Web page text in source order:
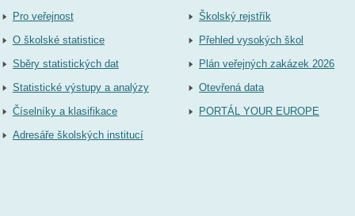
Pro veřejnost
O školské statistice
Sběry statistických dat
Statistické výstupy a analýzy
Číselníky a klasifikace
Adresáře školských institucí
Školský rejstřík
Přehled vysokých škol
Plán veřejných zakázek 2026
Otevřená data
PORTÁL YOUR EUROPE